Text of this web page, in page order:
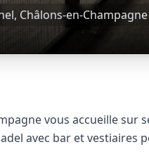
, Châlons-en-Champagne
vous accueille
avec bar et vestiaires